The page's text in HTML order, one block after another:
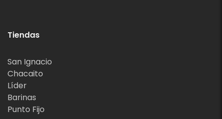
Tiendas
San Ignacio
Chacaito
Líder
Barinas
Punto Fijo